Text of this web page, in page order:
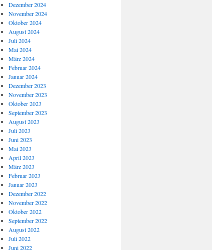
Dezember 2024
November 2024
Oktober 2024
August 2024
Juli 2024
Mai 2024
März 2024
Februar 2024
Januar 2024
Dezember 2023
November 2023
Oktober 2023
September 2023
August 2023
Juli 2023
Juni 2023
Mai 2023
April 2023
März 2023
Februar 2023
Januar 2023
Dezember 2022
November 2022
Oktober 2022
September 2022
August 2022
Juli 2022
Juni 2022